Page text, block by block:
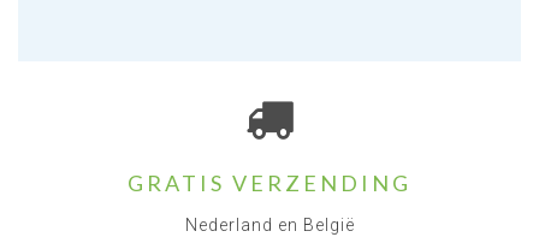
GRATIS VERZENDING
Nederland en België